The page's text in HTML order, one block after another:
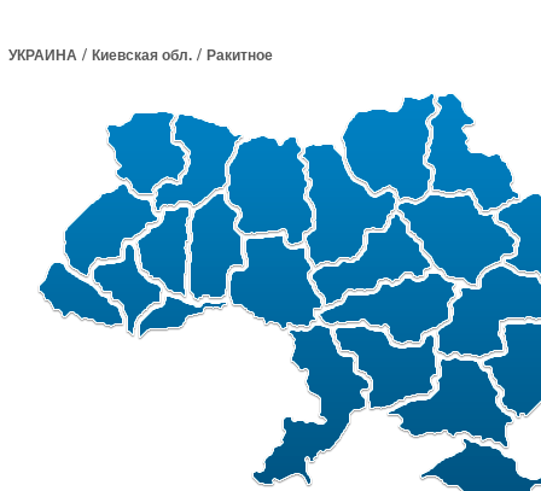
УКРАИНА / Киевская обл. / Ракитное